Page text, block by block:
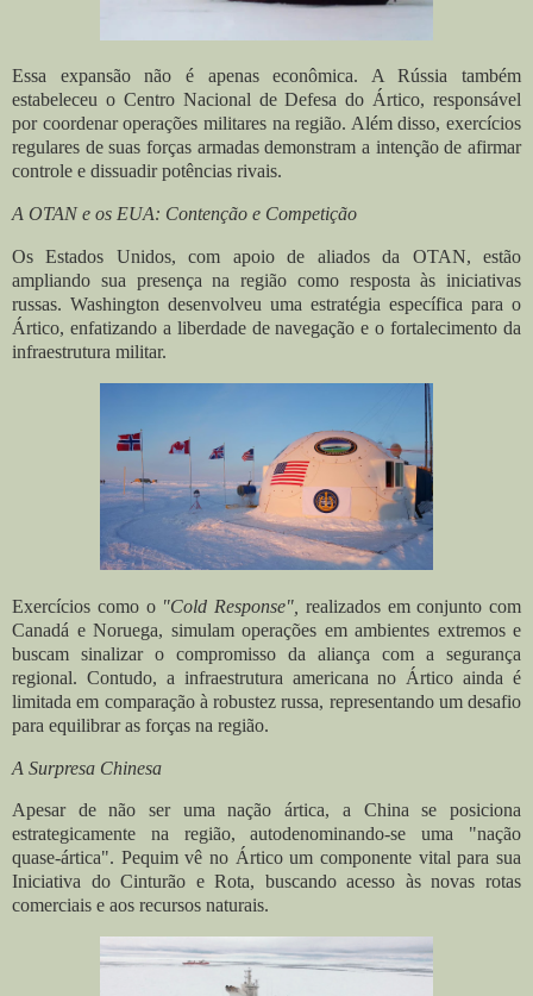
Essa expansão não é apenas econômica. A Rússia também
estabeleceu o Centro Nacional de Defesa do Ártico, responsável
por coordenar operações militares na região. Além disso, exercícios
regulares de suas forças armadas demonstram a intenção de afirmar
controle e dissuadir potências rivais.
A OTAN e os EUA: Contenção e Competição
Os Estados Unidos, com apoio de aliados da OTAN, estão
ampliando sua presença na região como resposta às iniciativas
russas. Washington desenvolveu uma estratégia específica para o
Ártico, enfatizando a liberdade de navegação e o fortalecimento da
infraestrutura militar.
Exercícios como o "Cold Response", realizados em conjunto com
Canadá e Noruega, simulam operações em ambientes extremos e
buscam sinalizar o compromisso da aliança com a segurança
regional. Contudo, a infraestrutura americana no Ártico ainda é
limitada em comparação à robustez russa, representando um desafio
para equilibrar as forças na região.
A Surpresa Chinesa
Apesar de não ser uma nação ártica, a China se posiciona
estrategicamente na região, autodenominando-se uma "nação
quase-ártica". Pequim vê no Ártico um componente vital para sua
Iniciativa do Cinturão e Rota, buscando acesso às novas rotas
comerciais e aos recursos naturais.